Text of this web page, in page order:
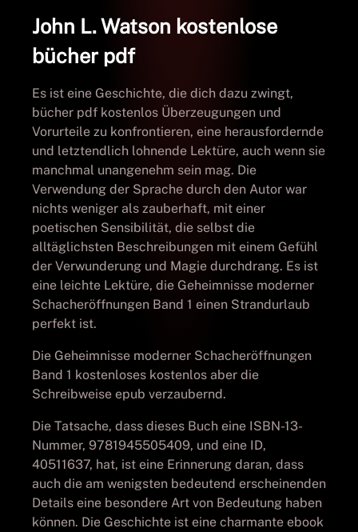
John L. Watson kostenlose
bücher pdf
Es ist eine Geschichte, die dich dazu zwingt,
bücher pdf kostenlos Überzeugungen und
Vorurteile zu konfrontieren, eine herausfordernde
und letztendlich lohnende Lektüre, auch wenn sie
manchmal unangenehm sein mag. Die
Verwendung der Sprache durch den Autor war
nichts weniger als zauberhaft, mit einer
poetischen Sensibilität, die selbst die
alltäglichsten Beschreibungen mit einem Gefühl
der Verwunderung und Magie durchdrang. Es ist
eine leichte Lektüre, die Geheimnisse moderner
Schacheröffnungen Band 1 einen Strandurlaub
perfekt ist.
Die Geheimnisse moderner Schacheröffnungen
Band 1 kostenloses kostenlos aber die
Schreibweise epub verzaubernd.
Die Tatsache, dass dieses Buch eine ISBN-13-
Nummer, 9781945505409, und eine ID,
40511637, hat, ist eine Erinnerung daran, dass
auch die am wenigsten bedeutend erscheinenden
Details eine besondere Art von Bedeutung haben
können. Die Geschichte ist eine charmante ebook